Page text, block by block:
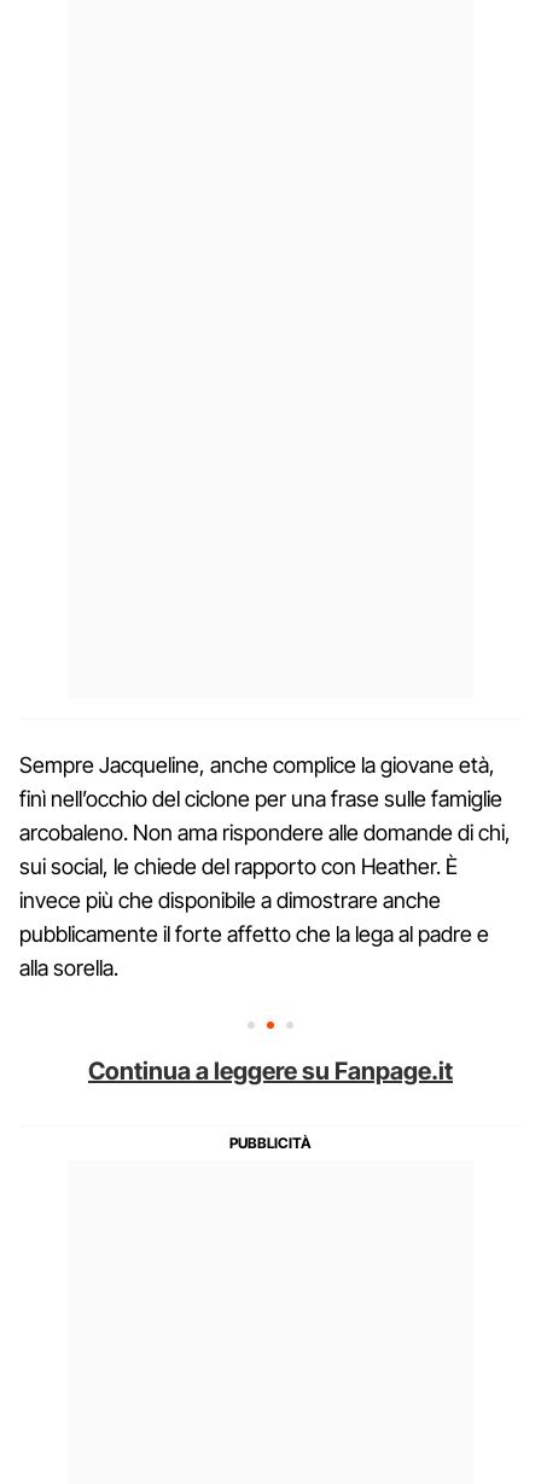
Sempre Jacqueline, anche complice la giovane età,
finì nell’occhio del ciclone per una frase sulle famiglie
arcobaleno. Non ama rispondere alle domande di chi,
sui social, le chiede del rapporto con Heather. È
invece più che disponibile a dimostrare anche
pubblicamente il forte affetto che la lega al padre e
alla sorella.
Continua a leggere su Fanpage.it